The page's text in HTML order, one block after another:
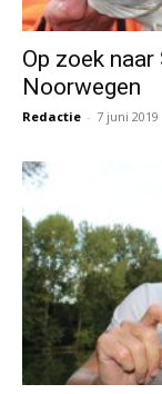
Op zoek
Noorwegen
Redactie - 7 juni 2019